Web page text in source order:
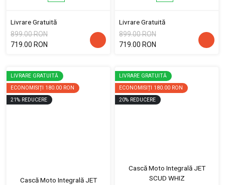
Livrare Gratuită
899.00 RON
719.00 RON
Livrare Gratuită
899.00 RON
719.00 RON
LIVRARE GRATUITĂ
ECONOMISIȚI 180.00 RON
21% REDUCERE
Cască Moto Integrală JET
LIVRARE GRATUITĂ
ECONOMISIȚI 180.00 RON
20% REDUCERE
Cască Moto Integrală JET
SCUD WHIZ